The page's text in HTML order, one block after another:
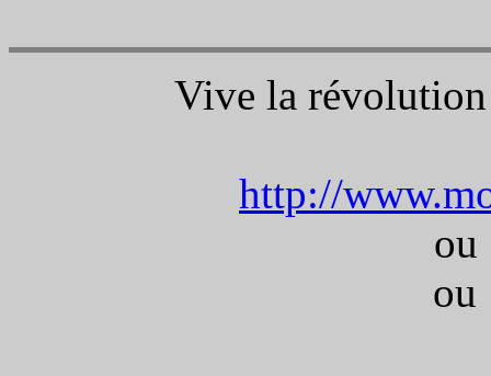
Vive la
http://
ou
ou